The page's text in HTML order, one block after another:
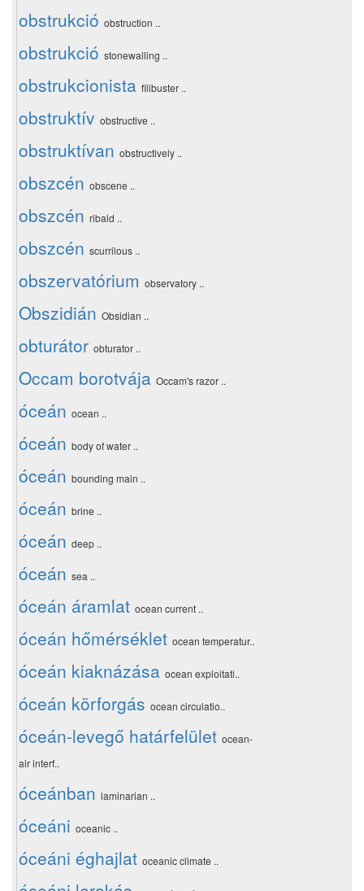
obstrukció obstruction ..
obstrukció stonewalling ..
obstrukcionista filibuster ..
obstruktív obstructive ..
obstruktívan obstructively ..
obszcén obscene ..
obszcén ribald ..
obszcén scurrilous ..
obszervatórium observatory ..
Obszidián Obsidian ..
obturátor obturator ..
Occam borotvája Occam's razor ..
óceán ocean ..
óceán body of water ..
óceán bounding main ..
óceán brine ..
óceán deep ..
óceán sea ..
óceán áramlat ocean current ..
óceán hőmérséklet ocean temperatur..
óceán kiaknázása ocean exploitati..
óceán körforgás ocean circulatio..
óceán-levegő határfelület ocean-
air interf..
óceánban laminarian ..
óceáni oceanic ..
óceáni éghajlat oceanic climate ..